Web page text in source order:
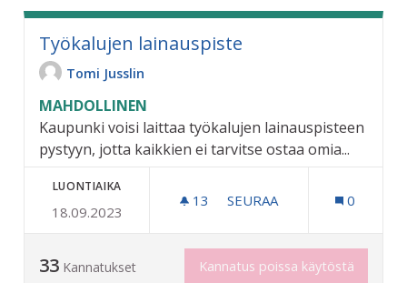
Työkalujen lainauspiste
Tomi Jusslin
MAHDOLLINEN
Kaupunki voisi laittaa työkalujen lainauspisteen
pystyyn, jotta kaikkien ei tarvitse ostaa omia...
LUONTIAIKA
18.09.2023
13 13 SEURAAJAA
SEURAA 0
33 Kannatukset Kannatus poissa käytöstä